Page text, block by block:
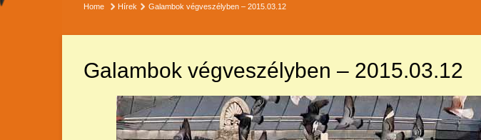
Home Hírek Galambok végveszélyben – 2015.03.12
Galambok végveszélyben – 2015.03.12